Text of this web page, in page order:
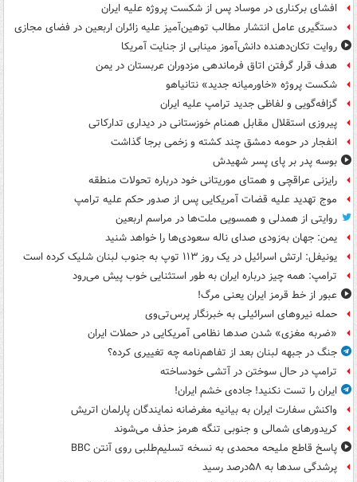
افشای برکناری در موساد پس از شکست پروژه علیه ایران
دستگیری عامل انتشار مطالب توهین‌آمیز علیه زائران اربعین در فضای مجازی
روایت تکان‌دهنده دانش‌آموز مینابی از جنایت آمریکا
هدف قرار گرفتن اتاق‌ فرماندهی مزدوران عربستان در یمن
شکست پروژه «خاورمیانه جدید» نتانیاهو
گزافه‌گویی و لفاظی جدید ترامپ علیه ایران
پیروزی استقلال مقابل همنام خوزستانی در دیداری تدارکاتی
انفجار در حومه دمشق چند کشته و زخمی برجا گذاشت
بوسه‌ پدر بر پای پسر شهیدش
رایزنی عراقچی و همتای موریتانی خود درباره تحولات منطقه
موج تهدید علیه قضات آمریکایی پس از صدور حکم علیه ترامپ
روایتی از همدلی و همسویی ملت‌ها در مراسم اربعین
یمن: جهان به‌زودی صدای ناله سعودی‌ها را خواهد شنید
یونیفل: ارتش اسرائیل در یک روز ۱۱۳ توپ به جنوب لبنان شلیک کرده است
ترامپ: همه چیز درباره ایران به طور استثنایی خوب پیش می‌رود
عبور از خط قرمز ایران یعنی مرگ!
حمله نیروهای اسرائیلی به خبرنگار پرس‌تی‌وی
«ضربه مغزی» شدن صدها نظامی آمریکایی در حملات ایران
جنگ در جبهه لبنان بعد از تفاهم‌نامه چه تغییری کرده؟
ترامپ در حال سوختن در آتشی خودساخته
ایران را تست نکنید! جاده‌ی خشم ایران!
واکنش سفارت ایران به بیانیه مغرضانه نمایندگان پارلمان اتریش
کریدورهای شمالی و جنوبی تنگه هرمز حذف می‌شوند
پاسخ قاطع ملیحه محمدی به نسخه تسلیم‌طلبی روی آنتن BBC
پرشدگی سدها به ۵۸درصد رسید